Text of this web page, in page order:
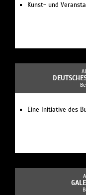
Kunst- und
Eine Initiative des